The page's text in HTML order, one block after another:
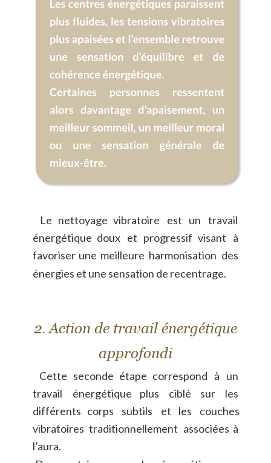
Le nettoyage vibratoire est un travail
énergétique doux et progressif visant à
favoriser une meilleure harmonisation des
énergies et une sensation de recentrage.
2. Action de travail énergétique
approfondi
Cette seconde étape correspond à un
travail
énergétique plus ciblé sur
les
différents corps subtils et les
couches
vibratoires traditionnellement associées à
l’aura.